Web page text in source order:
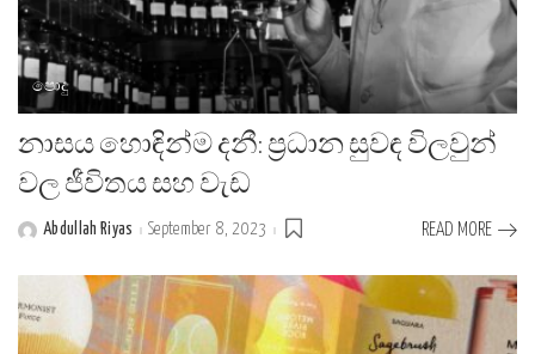
පොදු
නාසය හොඳින්ම දනී: ප්‍රධාන සුවඳ විලවුන්
වල ජීවිතය සහ වැඩ
PostedAbdullah Riyas September 8, 2023 READ MORE